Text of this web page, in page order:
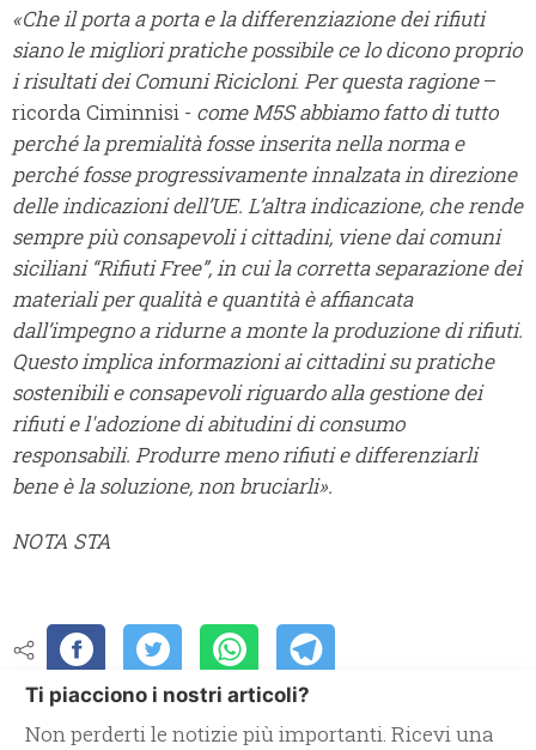
«Che il porta a porta e la differenziazione dei rifiuti
siano le migliori pratiche possibile ce lo dicono proprio
i risultati dei Comuni Ricicloni. Per questa ragione–
ricorda Ciminnisi - come M5S abbiamo fatto di tutto
perché la premialità fosse inserita nella norma e
perché fosse progressivamente innalzata in direzione
delle indicazioni dell’UE. L’altra indicazione, che rende
sempre più consapevoli i cittadini, viene dai comuni
siciliani “Rifiuti Free”, in cui la corretta separazione dei
materiali per qualità e quantità è affiancata
dall’impegno a ridurne a monte la produzione di rifiuti.
Questo implica informazioni ai cittadini su pratiche
sostenibili e consapevoli riguardo alla gestione dei
rifiuti e l'adozione di abitudini di consumo
responsabili. Produrre meno rifiuti e differenziarli
bene è la soluzione, non bruciarli».
NOTA STA
Ti piacciono i nostri articoli?
Non perderti le notizie più importanti. Ricevi una